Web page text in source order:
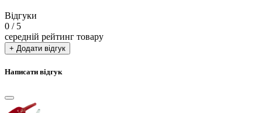
Відгуки
0 / 5
середній рейтинг товару
+ Додати відгук
Написати відгук